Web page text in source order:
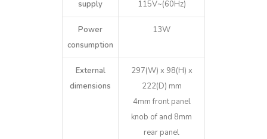
supply 115V~(60Hz)
Power
consumption
13W
External
dimensions
297(W) x 98(H) x
222(D) mm
4mm front panel
knob of and 8mm
rear panel